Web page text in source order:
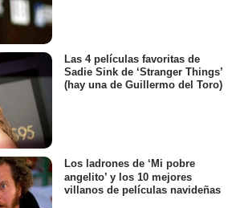
Las 4 películas favoritas de
Sadie Sink de ‘Stranger Things’
(hay una de Guillermo del Toro)
Los ladrones de ‘Mi pobre
angelito’ y los 10 mejores
villanos de películas navideñas